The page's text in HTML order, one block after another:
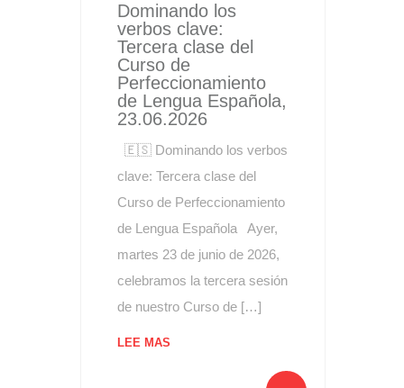
Dominando los
verbos clave:
Tercera clase del
Curso de
Perfeccionamiento
de Lengua Española,
23.06.2026
🇪🇸 Dominando los verbos
clave: Tercera clase del
Curso de Perfeccionamiento
de Lengua Española Ayer,
martes 23 de junio de 2026,
celebramos la tercera sesión
de nuestro Curso de […]
LEE MAS